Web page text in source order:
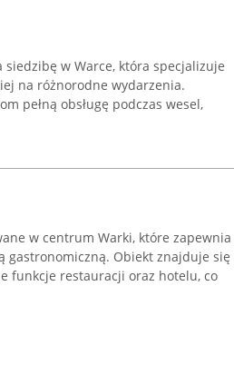
w Warce, która specjalizuje
na różnorodne wydarzenia.
pełną obsługę podczas wesel,
w centrum Warki, które zapewnia
gastronomiczną. Obiekt znajduje się
funkcje restauracji oraz hotelu, co